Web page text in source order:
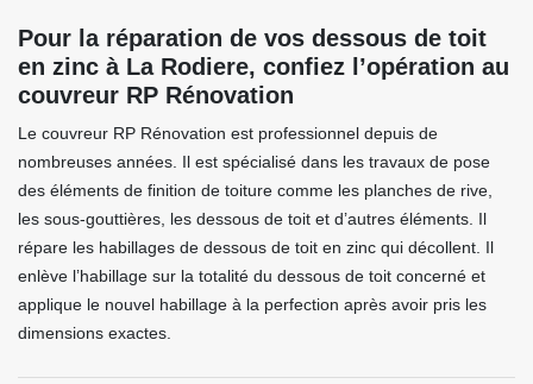
Pour la réparation de vos dessous de toit
en zinc à La Rodiere, confiez l’opération au
couvreur RP Rénovation
Le couvreur RP Rénovation est professionnel depuis de
nombreuses années. Il est spécialisé dans les travaux de pose
des éléments de finition de toiture comme les planches de rive,
les sous-gouttières, les dessous de toit et d’autres éléments. Il
répare les habillages de dessous de toit en zinc qui décollent. Il
enlève l’habillage sur la totalité du dessous de toit concerné et
applique le nouvel habillage à la perfection après avoir pris les
dimensions exactes.